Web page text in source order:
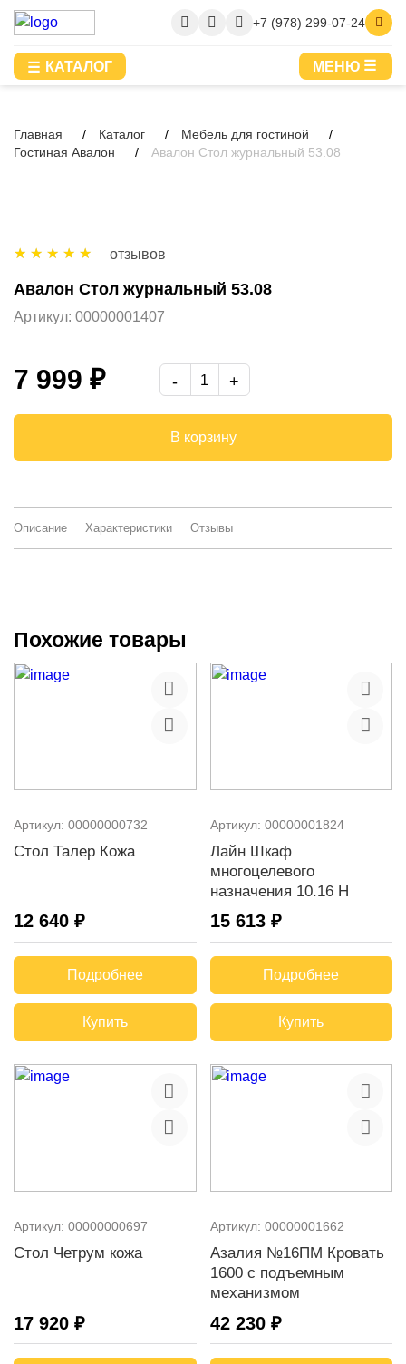
+7 (978) 299-07-24
КАТАЛОГ МЕНЮ
Главная Каталог
Мебель для гостиной
Гостиная Авалон
Авалон Стол журнальный 53.08
отзывов
Авалон Стол журнальный 53.08
Артикул: 00000001407
7 999 ₽
В корзину
Описание Характеристики Отзывы
Похожие товары
Артикул: 00000000732
Стол Талер Кожа
12 640 ₽
Подробнее
Купить
Артикул: 00000001824
Лайн Шкаф
многоцелевого
назначения 10.16 Н
15 613 ₽
Подробнее
Купить
Артикул: 00000000697
Стол Четрум кожа
17 920 ₽
Артикул: 00000001662
Азалия №16ПМ Кровать
1600 с подъемным
механизмом
42 230 ₽